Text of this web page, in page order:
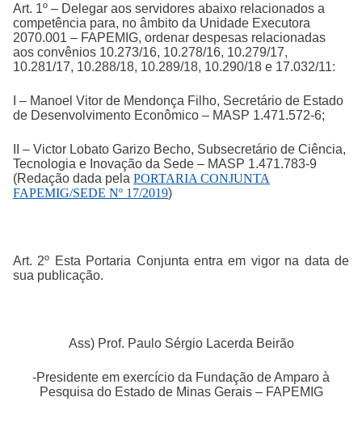
Art. 1º – Delegar aos servidores abaixo relacionados a
competência para, no âmbito da Unidade Executora
2070.001 – FAPEMIG, ordenar despesas relacionadas
aos convênios 10.273/16, 10.278/16, 10.279/17,
10.281/17, 10.288/18, 10.289/18, 10.290/18 e 17.032/11:
I – Manoel Vitor de Mendonça Filho, Secretário de Estado
de Desenvolvimento Econômico – MASP 1.471.572-6;
II – Victor Lobato Garizo Becho, Subsecretário de Ciência,
Tecnologia e Inovação da Sede – MASP 1.471.783-9
(Redação dada pela PORTARIA CONJUNTA
FAPEMIG/SEDE Nº 17/2019)
Art. 2º Esta Portaria Conjunta entra em vigor na data de
sua publicação.
Ass) Prof. Paulo Sérgio Lacerda Beirão
-Presidente em exercício da Fundação de Amparo à
Pesquisa do Estado de Minas Gerais – FAPEMIG